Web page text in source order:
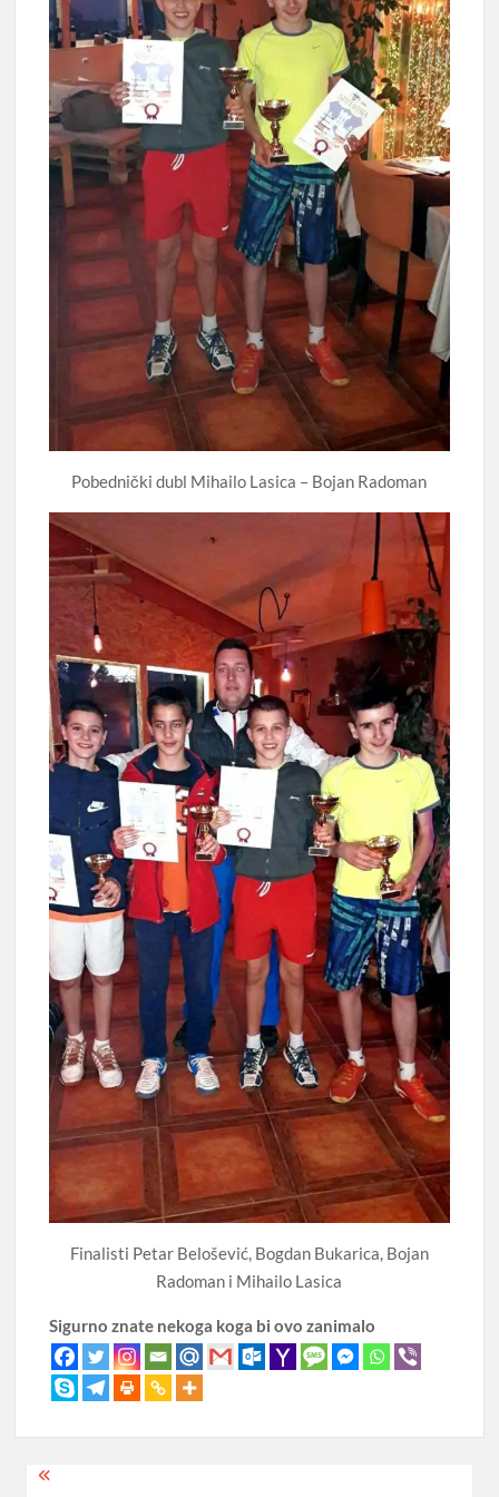
Pobednički dubl Mihailo Lasica – Bojan Radoman
Finalisti Petar Belošević, Bogdan Bukarica, Bojan
Radoman i Mihailo Lasica
Sigurno znate nekoga koga bi ovo zanimalo
Post